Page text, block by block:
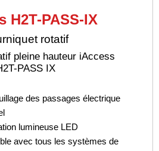
H2T-PASS-IX
rotatif
pleine hauteur iAccess
PASS IX
des passages électrique
lumineuse LED
avec tous les systèmes de